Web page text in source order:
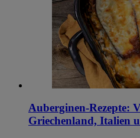
Auberginen-Rezepte:
Griechenland, Italien